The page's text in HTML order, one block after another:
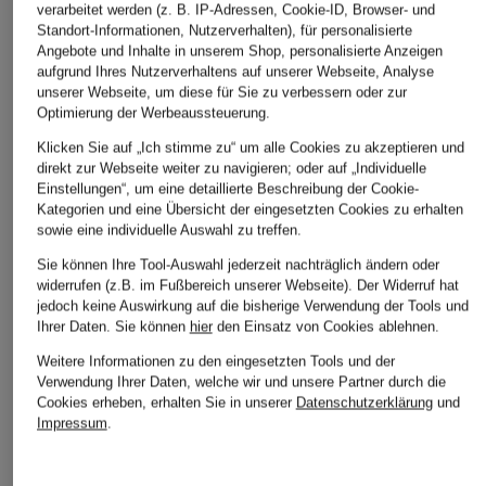
LIU JO
Wide Leg Jeans
CHF 95
Ursprünglich:CHF 149
GOOD AMERICAN
Wide Leg Jeans
CHF 209
REPLAY
Wide Leg Jeans
CHF 119
Weitere Kategorien
Abendkleider
Kleider
verarbeitet werden (z. B. IP-Adressen, Cookie-ID, Browser- und
Standort-Informationen, Nutzerverhalten), für personalisierte
Angebote und Inhalte in unserem Shop, personalisierte Anzeigen
aufgrund Ihres Nutzerverhaltens auf unserer Webseite, Analyse
unserer Webseite, um diese für Sie zu verbessern oder zur
Optimierung der Werbeaussteuerung.
Klicken Sie auf „Ich stimme zu“ um alle Cookies zu akzeptieren und
direkt zur Webseite weiter zu navigieren; oder auf „Individuelle
Einstellungen“, um eine detaillierte Beschreibung der Cookie-
Kategorien und eine Übersicht der eingesetzten Cookies zu erhalten
sowie eine individuelle Auswahl zu treffen.
Sie können Ihre Tool-Auswahl jederzeit nachträglich ändern oder
widerrufen (z.B. im Fußbereich unserer Webseite). Der Widerruf hat
jedoch keine Auswirkung auf die bisherige Verwendung der Tools und
Ihrer Daten. Sie können hierden Einsatz von Cookies ablehnen.
Weitere Informationen zu den eingesetzten Tools und der
Verwendung Ihrer Daten, welche wir und unsere Partner durch die
Cookies erheben, erhalten Sie in unserer Datenschutzerklärungund
Impressum.